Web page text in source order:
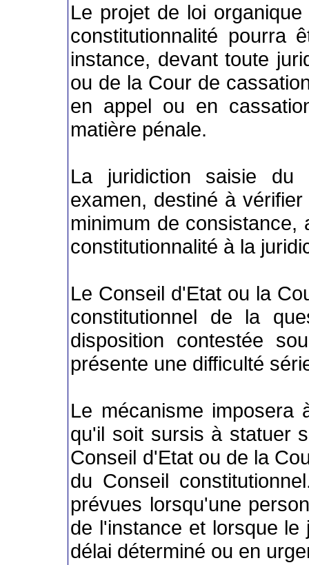
Le projet de loi
constitutionnalité pourra
instance, devant toute
ou de la Cour de
en appel ou en
matière pénale.
La juridiction saisie du
examen, destiné à
minimum de
constitutionnalité à la
Le Conseil d'Etat ou la
constitutionnel de la
disposition contestée
présente une difficulté
Le mécanisme imposera
qu'il soit sursis à statuer
Conseil d'Etat ou de la
du Conseil
prévues lorsqu'une
de l'instance et lorsque
délai déterminé ou en